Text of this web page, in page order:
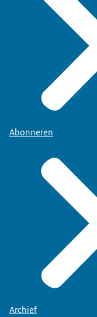
Abonneren
Archief